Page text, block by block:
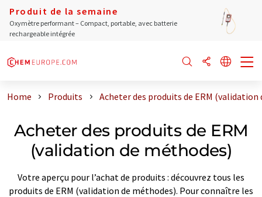
Produit de la semaine
Oxymètre performant – Compact, portable, avec batterie
rechargeable intégrée
Home Produits Acheter des produits de ERM (validation
Acheter des produits de ERM
(validation de méthodes)
Votre aperçu pour l’achat de produits : découvrez tous les
produits de ERM (validation de méthodes). Pour connaître les